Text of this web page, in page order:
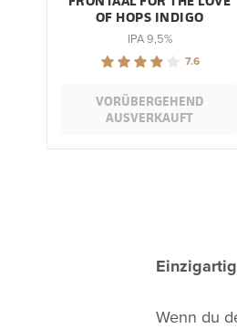
OF HOPS INDIGO
IPA 9,5%
7.6
VORÜBERGEHEND
AUSVERKAUFT
Wenn du